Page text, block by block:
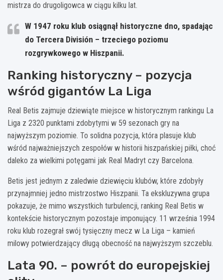
mistrza do drugoligowca w ciągu kilku lat.
W 1947 roku klub osiągnął historyczne dno, spadając
do Tercera División – trzeciego poziomu
rozgrywkowego w Hiszpanii.
Ranking historyczny – pozycja
wśród gigantów La Liga
Real Betis zajmuje dziewiąte miejsce w historycznym rankingu La
Liga z 2320 punktami zdobytymi w 59 sezonach gry na
najwyższym poziomie. To solidna pozycja, która plasuje klub
wśród najważniejszych zespołów w historii hiszpańskiej piłki, choć
daleko za wielkimi potęgami jak Real Madryt czy Barcelona.
Betis jest jednym z zaledwie dziewięciu klubów, które zdobyły
przynajmniej jedno mistrzostwo Hiszpanii. Ta ekskluzywna grupa
pokazuje, że mimo wszystkich turbulencji, ranking Real Betis w
kontekście historycznym pozostaje imponujący. 11 września 1994
roku klub rozegrał swój tysięczny mecz w La Liga – kamień
milowy potwierdzający długą obecność na najwyższym szczeblu.
Lata 90. – powrót do europejskiej